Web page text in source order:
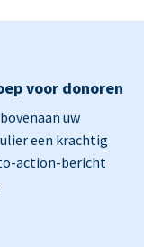
voor donoren
uw
een krachtig
action-bericht